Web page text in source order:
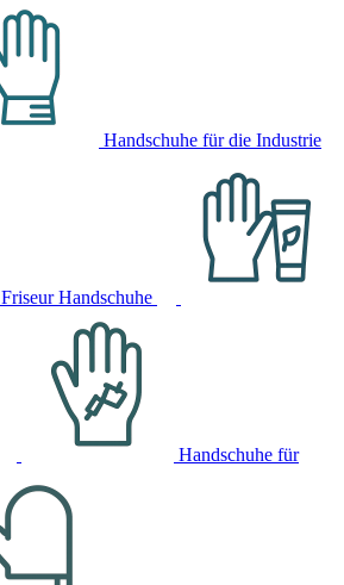
Handschuhe für die Industrie
Friseur Handschuhe
Handschuhe für